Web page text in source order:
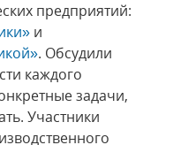
предприятий:
и
. Обсудили
каждого
задачи,
Участники